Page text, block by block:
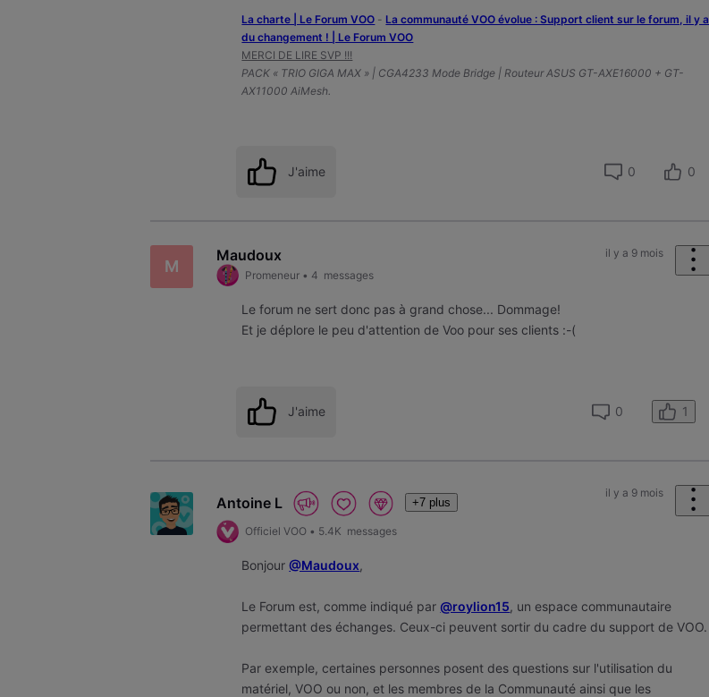
La charte | Le Forum VOO - ‎La communauté VOO évolue : Support client sur le forum, il y a
du changement ! | Le Forum VOO
MERCI DE LIRE SVP !!!
PACK « TRIO GIGA MAX » | CGA4233 Mode Bridge | Routeur ASUS GT-AXE16000 + GT-
AX11000 AiMesh.
J'aime 0 0
M
Maudoux
Promeneur• 4 messages
il y a 9 mois
Le forum ne sert donc pas à grand chose... Dommage!
Et je déplore le peu d'attention de Voo pour ses clients :-(
J'aime 0 1
Antoine L +7 plus
Officiel VOO• 5.4K messages
il y a 9 mois
Bonjour@Maudoux,
Le Forum est, comme indiqué par @roylion15, un espace communautaire
permettant des échanges. Ceux-ci peuvent sortir du cadre du support de VOO.
Par exemple, certaines personnes posent des questions sur l'utilisation du
matériel, VOO ou non, et les membres de la Communauté ainsi que les